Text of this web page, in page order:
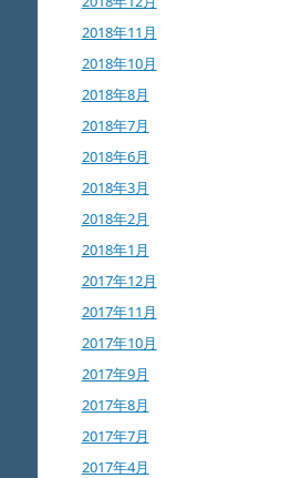
2018年11月
2018年10月
2018年8月
2018年7月
2018年6月
2018年3月
2018年2月
2018年1月
2017年12月
2017年11月
2017年10月
2017年9月
2017年8月
2017年7月
2017年4月